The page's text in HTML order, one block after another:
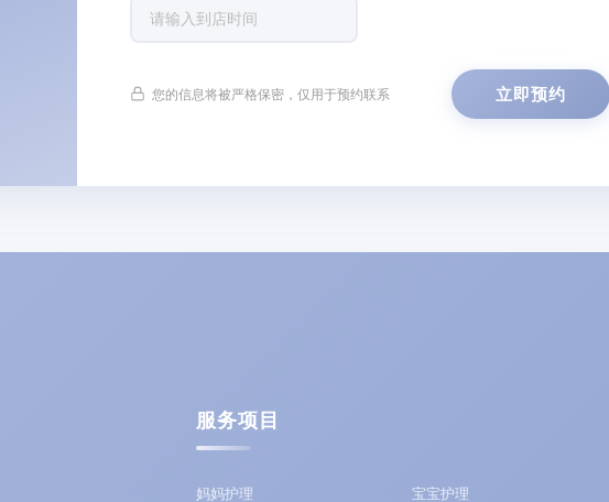
您的信息将被严格保密，仅用于预约联系 立即预约
服务项目
妈妈护理 宝宝护理